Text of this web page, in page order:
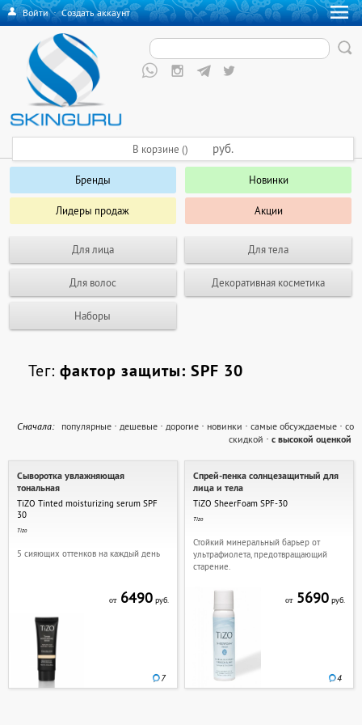
Войти·Создать аккаунт
Бренды Новинки
Лидеры продаж Акции
Для лица Для тела
Для волос Декоративная косметика
Наборы
В корзине () руб.
Тег: фактор защиты: SPF 30
Cначала: популярные · дешевые · дорогие · новинки · самые обсуждаемые · со
скидкой · с высокой оценкой
Сыворотка увлажняющая
тональная
TiZO Tinted moisturizing serum SPF
30
Tizo
5 сияющих оттенков на каждый день
от6490руб.
7
Спрей-пенка солнцезащитный для
лица и тела
TiZO SheerFoam SPF-30
Tizo
Стойкий минеральный барьер от
ультрафиолета, предотвращающий
старение.
от5690руб.
4